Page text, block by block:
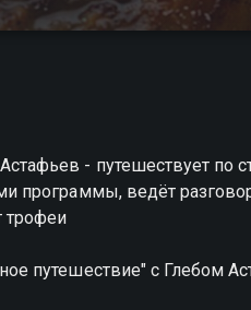
- путешествует по
программы, ведёт
трофеи
путешествие" с Глебом
на Смотрёшке